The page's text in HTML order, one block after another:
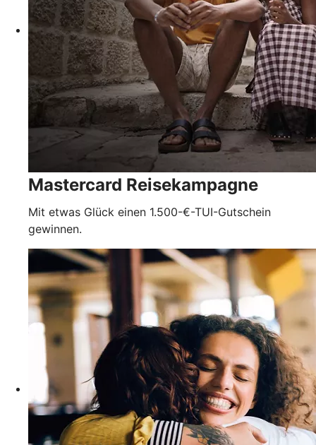
Mastercard Reisekampagne
Mit etwas Glück einen 1.500-€-TUI-Gutschein
gewinnen.